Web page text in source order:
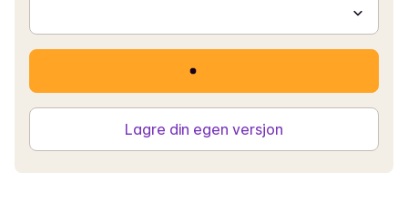
Lagre din egen versjon